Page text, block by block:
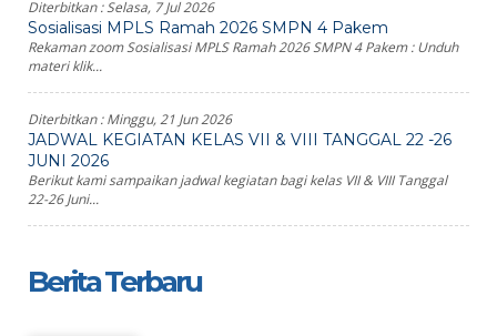
Diterbitkan :Selasa, 7 Jul 2026
Sosialisasi MPLS Ramah 2026 SMPN 4 Pakem
Rekaman zoom Sosialisasi MPLS Ramah 2026 SMPN 4 Pakem : Unduh
materi klik...
Diterbitkan :Minggu, 21 Jun 2026
JADWAL KEGIATAN KELAS VII & VIII TANGGAL 22 -26
JUNI 2026
Berikut kami sampaikan jadwal kegiatan bagi kelas VII & VIII Tanggal
22-26 Juni...
Berita Terbaru